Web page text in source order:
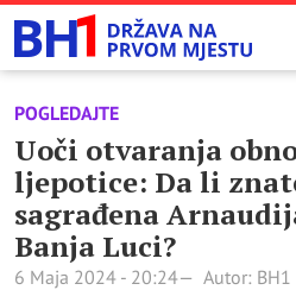
POGLEDAJTE
Uoči otvaranja
ljepotice: Da li
sagrađena
Banja Luci?
6 Maja 2024 - 20:24 Autor: BH1